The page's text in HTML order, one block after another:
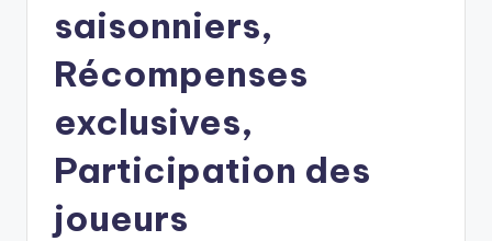
saisonniers,
Récompenses
exclusives,
Participation des
joueurs